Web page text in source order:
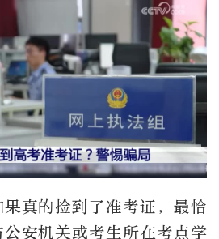
真的捡到了准考证，最恰
安机关或考生所在考点学